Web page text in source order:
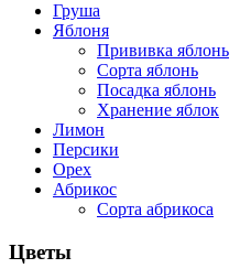
Груша
Яблоня
Прививка яблонь
Сорта яблонь
Посадка яблонь
Хранение яблок
Лимон
Персики
Орех
Абрикос
Сорта абрикоса
Цветы